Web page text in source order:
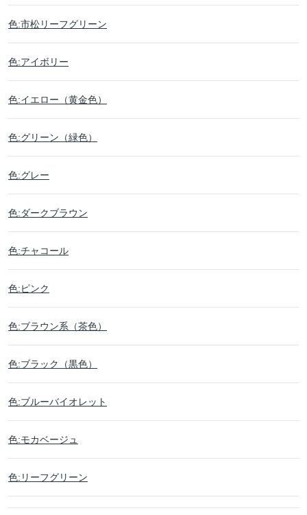
色:市松リーフグリーン
色:アイボリー
色:イエロー（黄金色）
色:グリーン（緑色）
色:グレー
色:ダークブラウン
色:チャコール
色:ピンク
色:ブラウン系（茶色）
色:ブラック（黒色）
色:ブルーバイオレット
色:モカベージュ
色:リーフグリーン